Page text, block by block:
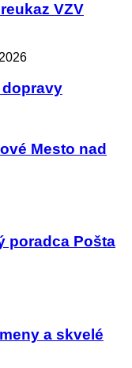
VZV
Mesto nad
poradca Pošta
a skvelé